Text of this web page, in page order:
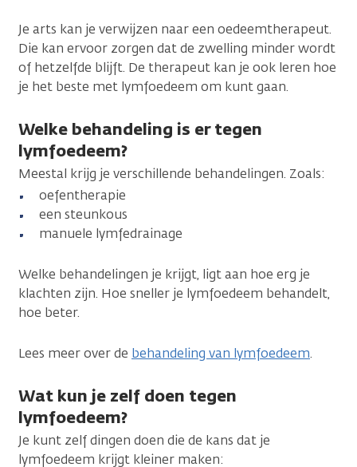
Je arts kan je verwijzen naar een oedeemtherapeut.
Die kan ervoor zorgen dat de zwelling minder wordt
of hetzelfde blijft. De therapeut kan je ook leren hoe
je het beste met lymfoedeem om kunt gaan.
Welke behandeling is er tegen
lymfoedeem?
Meestal krijg je verschillende behandelingen. Zoals:
oefentherapie
een steunkous
manuele lymfedrainage
Welke behandelingen je krijgt, ligt aan hoe erg je
klachten zijn. Hoe sneller je lymfoedeem behandelt,
hoe beter.
Lees meer over de behandeling van lymfoedeem.
Wat kun je zelf doen tegen
lymfoedeem?
Je kunt zelf dingen doen die de kans dat je
lymfoedeem krijgt kleiner maken: